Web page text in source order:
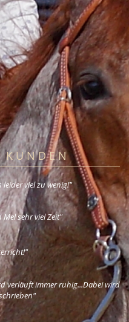
K U N D E N
leider viel zu wenig!"
sehr viel Zeit"
verläuft immer ruhig...Dabei wird